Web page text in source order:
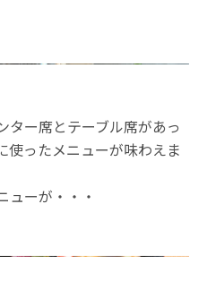
ター席とテーブル席があっ
使ったメニューが味わえま
ューが・・・